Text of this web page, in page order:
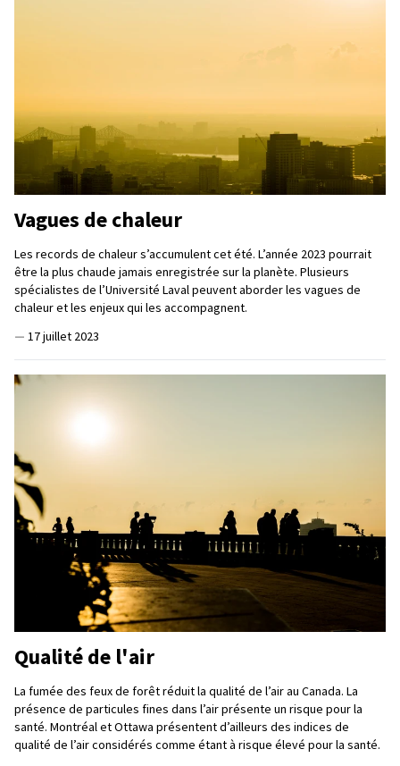
Vagues de chaleur
Les records de chaleur s’accumulent cet été. L’année 2023 pourrait
être la plus chaude jamais enregistrée sur la planète. Plusieurs
spécialistes de l’Université Laval peuvent aborder les vagues de
chaleur et les enjeux qui les accompagnent.
— 17 juillet 2023
Qualité de l'air
La fumée des feux de forêt réduit la qualité de l’air au Canada. La
présence de particules fines dans l’air présente un risque pour la
santé. Montréal et Ottawa présentent d’ailleurs des indices de
qualité de l’air considérés comme étant à risque élevé pour la santé.